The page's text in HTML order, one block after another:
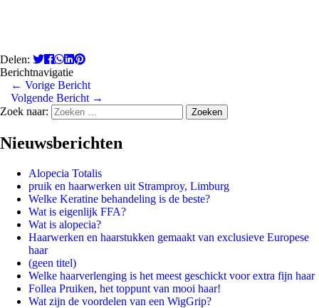
Delen:
Berichtnavigatie
← Vorige Bericht
Volgende Bericht →
Zoek naar:
Nieuwsberichten
Alopecia Totalis
pruik en haarwerken uit Stramproy, Limburg
Welke Keratine behandeling is de beste?
Wat is eigenlijk FFA?
Wat is alopecia?
Haarwerken en haarstukken gemaakt van exclusieve Europese
haar
(geen titel)
Welke haarverlenging is het meest geschickt voor extra fijn haar
Follea Pruiken, het toppunt van mooi haar!
Wat zijn de voordelen van een WigGrip?